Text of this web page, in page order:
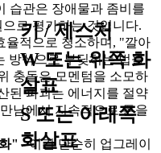
키 / 제스처
W 또는 위쪽 화
살표
S 또는 아래쪽
화살표
습관은 장애물과 좀비를
로 평가하는 것입니다.
율적으로 청소하며, "깔아
방식으로 부딪히는 법을
충돌은 모멘텀을 소모하
된 파괴는 에너지를 절약
남에서 지속적으로 돈을
" - 이건 단순히 업그레이